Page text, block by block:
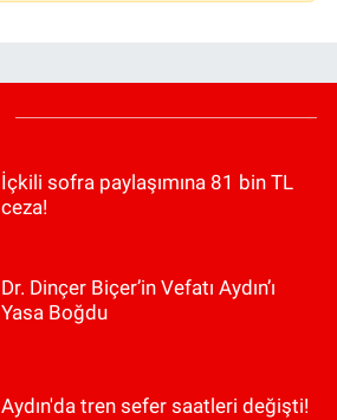
İçkili sofra paylaşımına 81 bin TL
ceza!
Dr. Dinçer Biçer’in Vefatı Aydın’ı
Yasa Boğdu
Aydın'da tren sefer saatleri değişti!